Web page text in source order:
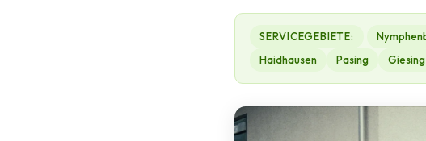
SERVICEGEBIETE:
Haidhausen
Pasing Giesing